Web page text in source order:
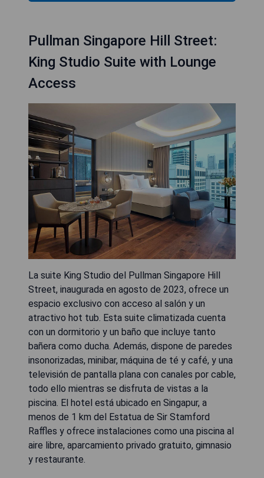
Pullman Singapore Hill Street:
King Studio Suite with Lounge
Access
La suite King Studio del Pullman Singapore Hill
Street, inaugurada en agosto de 2023, ofrece un
espacio exclusivo con acceso al salón y un
atractivo hot tub. Esta suite climatizada cuenta
con un dormitorio y un baño que incluye tanto
bañera como ducha. Además, dispone de paredes
insonorizadas, minibar, máquina de té y café, y una
televisión de pantalla plana con canales por cable,
todo ello mientras se disfruta de vistas a la
piscina. El hotel está ubicado en Singapur, a
menos de 1 km del Estatua de Sir Stamford
Raffles y ofrece instalaciones como una piscina al
aire libre, aparcamiento privado gratuito, gimnasio
y restaurante.